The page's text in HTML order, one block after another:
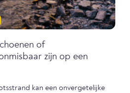
of
zijn op een
kan een onvergetelijke